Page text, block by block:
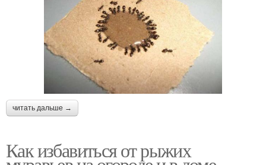
читать дальше →
Как избавиться от рыжих